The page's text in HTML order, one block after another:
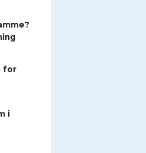
for
i